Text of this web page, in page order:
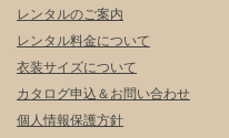
レンタルのご案内
レンタル料金について
衣装サイズについて
カタログ申込＆お問い合わせ
個人情報保護方針